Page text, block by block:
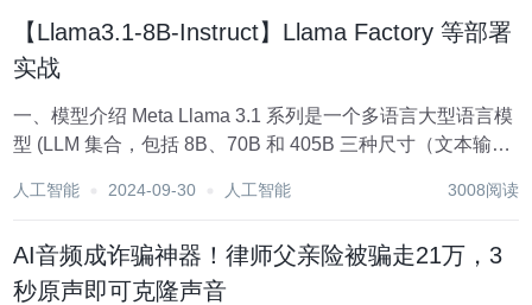
【Llama3.1-8B-Instruct】Llama Factory 等部署
实战
一、模型介绍 Meta Llama 3.1 系列是一个多语言大型语言模
型 (LLM 集合，包括 8B、70B 和 405B 三种尺寸（文本输入/
405B）针对多语言对话用例进行了优化，并在常...
人工智能 2024-09-30 人工智能 3008阅读
AI音频成诈骗神器！律师父亲险被骗走21万，3
秒原声即可克隆声音